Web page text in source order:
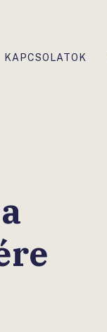
KAPCSOLATOK